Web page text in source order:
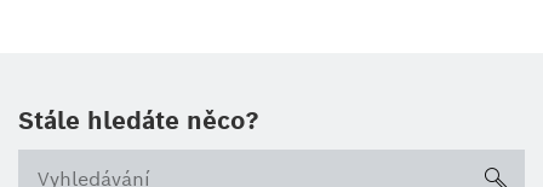
Stále hledáte něco?